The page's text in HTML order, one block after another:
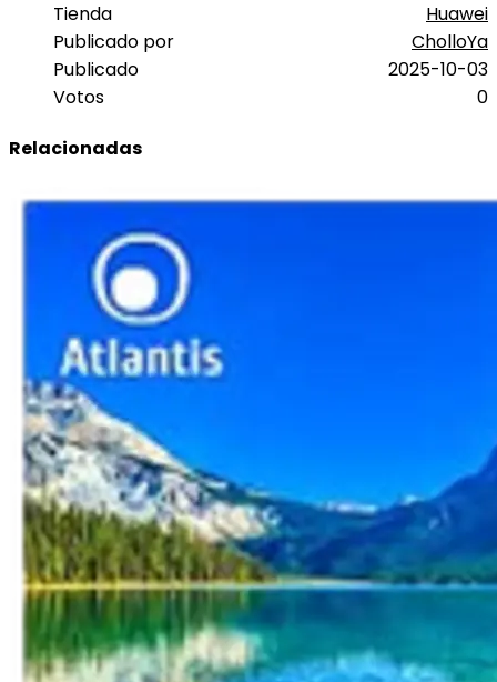
Tienda
Huawei
Publicado por
CholloYa
Publicado
2025-10-03
Votos
0
Relacionadas